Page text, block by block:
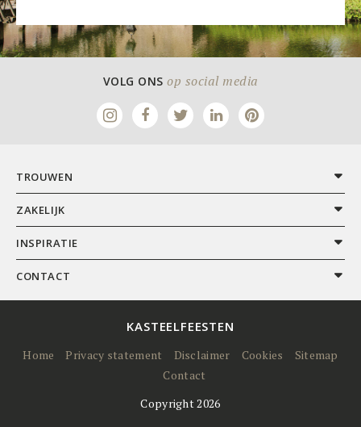
VOLG ONS op social media
TROUWEN
ZAKELIJK
INSPIRATIE
CONTACT
KASTEELFEESTEN
Home Privacy statement Disclaimer Cookies
Sitemap
Contact
Copyright 2026